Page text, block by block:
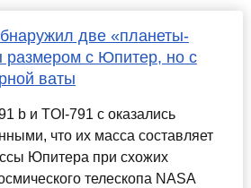
две «планеты-
размером с Юпитер, но с
ваты
b и TOI-791 c оказались
что их масса составляет
Юпитера при схожих
телескопа NASA